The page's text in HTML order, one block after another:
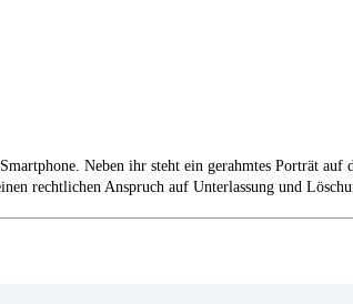
Neben ihr steht ein gerahmtes Porträt
rechtlichen Anspruch auf Unterlassung und